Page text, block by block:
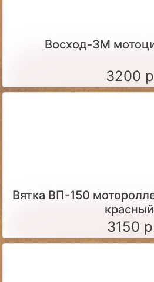
Восход-3М
3200
Вятка ВП-150
3150